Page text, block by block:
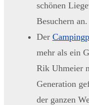
schönen
Besuchern an.
Der
mehr als ein
Rik Uhmeier
Generation
der ganzen